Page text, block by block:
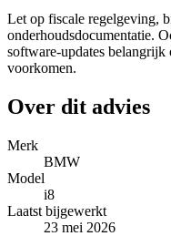
Let op fiscale regelgeving,
onderhoudsdocumentatie.
software-updates
voorkomen.
Over dit advies
Merk
BMW
Model
i8
Laatst bijgewerkt
23 mei 2026